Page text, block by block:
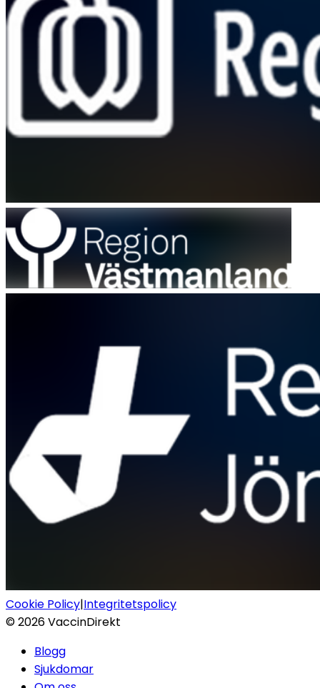
Cookie Policy|Integritetspolicy
©2026VaccinDirekt
Blogg
Sjukdomar